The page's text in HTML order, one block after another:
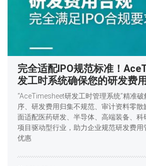
完全适配IPO规范标准！
发工时系统确保您的研发费
“AceTimesheet研发工时管理系统”精准
序、研发费用归集不规范、审计资料零散
面适配医药研发、半导体、高端装备、
项目驱动型行业，助力企业规范研发费用
优惠